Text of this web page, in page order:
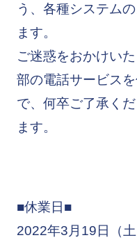
う、各種システム
ます。
ご迷惑をおかけい
部の電話サービス
で、何卒ご了承く
ます。
■休業日■
2022年3月19日（